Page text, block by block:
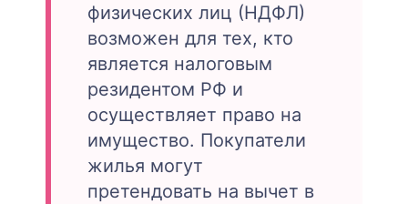
физических лиц (НДФЛ)
возможен для тех, кто
является налоговым
резидентом РФ и
осуществляет право на
имущество. Покупатели
жилья могут
претендовать на вычет в